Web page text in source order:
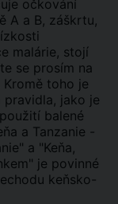
očkování
A a B, záškrtu,
malárie, stojí
se prosím na
toho je
jako je
balené
a Tanzanie -
a "Keňa,
je povinné
keňsko-